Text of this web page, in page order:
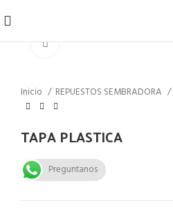
Inicio REPUESTOS SEMBRADORA
TAPA PLASTICA
Preguntanos